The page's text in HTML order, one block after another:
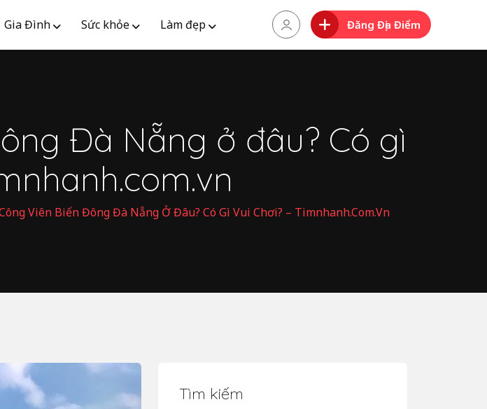
Gia Đình Sức khỏe Làm đẹp Đăng Địa Điểm
Đà Nẵng ở đâu? Có gì
Viên Biển Đông Đà Nẵng Ở Đâu? Có Gì Vui Chơi? – Timnhanh.com.vn
Tìm kiếm